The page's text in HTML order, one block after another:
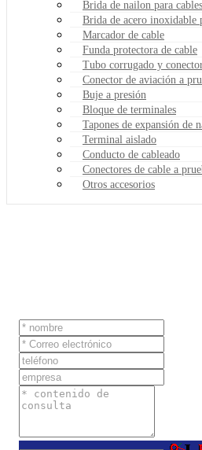
Brida de nailon para cables
Brida de acero inoxidable
Marcador de cable
Funda protectora de cable
Tubo corrugado y
Conector de aviación a
Buje a presión
Bloque de terminales
Tapones de expansión de
Terminal aislado
Conducto de cableado
Conectores de cable a
Otros accesorios